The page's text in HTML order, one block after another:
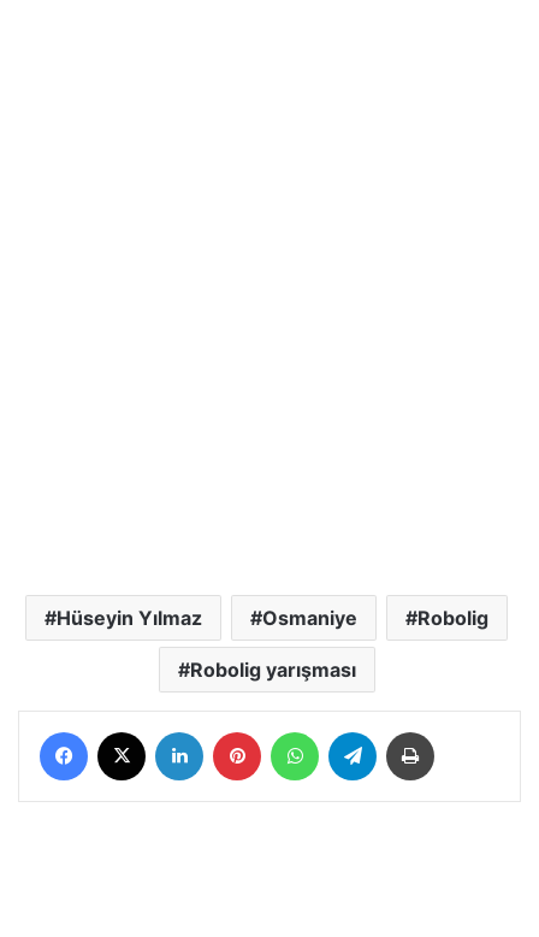
Hüseyin Yılmaz Osmaniye Robolig
Robolig yarışması